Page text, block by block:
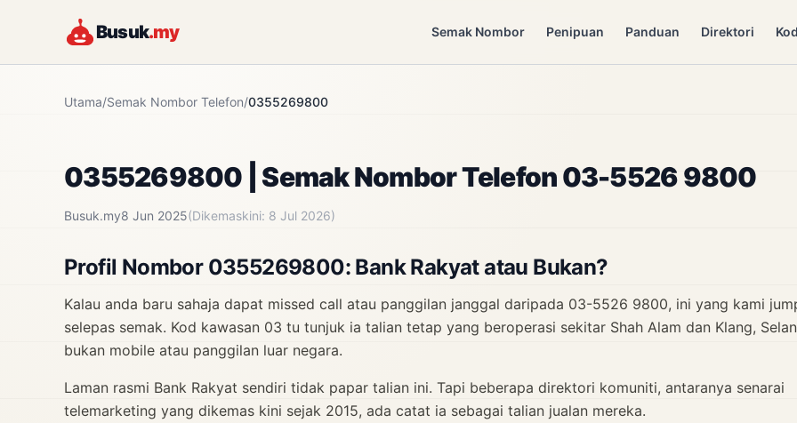
Busuk.my Semak Nombor Penipuan Panduan Direktori
Utama/Semak Nombor Telefon/0355269800
0355269800 | Semak Nombor Telefon 03-5526 9800
Busuk.my8 Jun 2025(Dikemaskini: 8 Jul 2026)
Profil Nombor 0355269800: Bank Rakyat atau Bukan?
Kalau anda baru sahaja dapat missed call atau panggilan janggal daripada 03-5526 9800, ini yang kami
selepas semak. Kod kawasan 03 tu tunjuk ia talian tetap yang beroperasi sekitar Shah Alam dan Klang,
bukan mobile atau panggilan luar negara.
Laman rasmi Bank Rakyat sendiri tidak papar talian ini. Tapi beberapa direktori komuniti, antaranya senarai
telemarketing yang dikemas kini sejak 2015, ada catat ia sebagai talian jualan mereka.